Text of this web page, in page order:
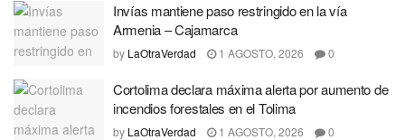
Invías mantiene paso restringido en la vía
Armenia – Cajamarca
by LaOtraVerdad 1 AGOSTO, 2026 0
Cortolima declara máxima alerta por aumento de
incendios forestales en el Tolima
by LaOtraVerdad 1 AGOSTO, 2026 0